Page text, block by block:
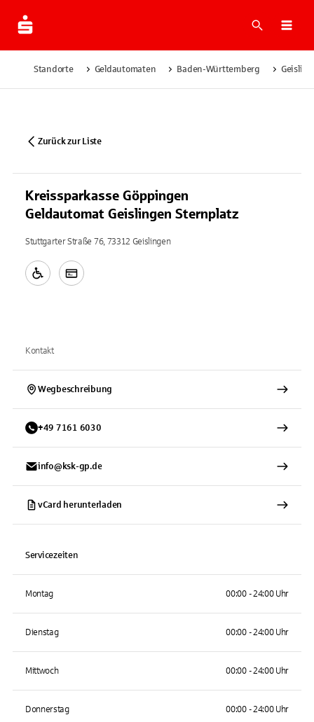
Suche
Standorte Geldautomaten Baden-Württemberg
Zurück zur Liste
Kreissparkasse Göppingen
Geldautomat Geislingen Sternplatz
Stuttgarter Straße 76, 73312 Geislingen
Kontakt
Wegbeschreibung
+49 7161 6030
info@ksk-gp.de
vCard herunterladen
Servicezeiten
Montag 00:00 - 24:00 Uhr
Dienstag 00:00 - 24:00 Uhr
Mittwoch 00:00 - 24:00 Uhr
Donnerstag 00:00 - 24:00 Uhr